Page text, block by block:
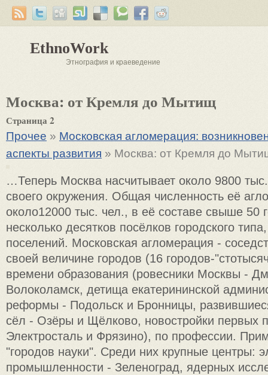
EthnoWork
Этнография и краеведение
Москва: от Кремля до Мытищ
Страница 2
Прочее » Московская агломерация:
аспекты развития » Москва: от Кремля до
…Теперь Москва насчитывает около 9800
своего окружения. Общая численность её
около12000 тыс. чел., в её составе свыше 50
несколько десятков посёлков городского
поселений. Московская агломерация -
своей величине городов (16 городов-
времени образования (ровесники Москвы -
Волоколамск, детища екатерининской
реформы - Подольск и Бронницы,
сёл - Озёры и Щёлково, новостройки первых
Электросталь и Фрязино), по профессии.
"городов науки". Среди них крупные центры:
промышленности - Зеленоград, ядерных